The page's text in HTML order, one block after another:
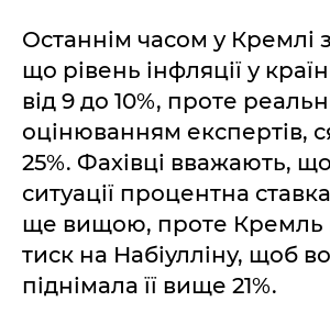
Останнім часом у Кремлі
що рівень інфляції у
від 9 до 10%, проте
оцінюванням експертів,
25%. Фахівці вважають, що
ситуації процентна
ще вищою, проте Кремль
тиск на Набіулліну, щоб
піднімала її вище 21%.